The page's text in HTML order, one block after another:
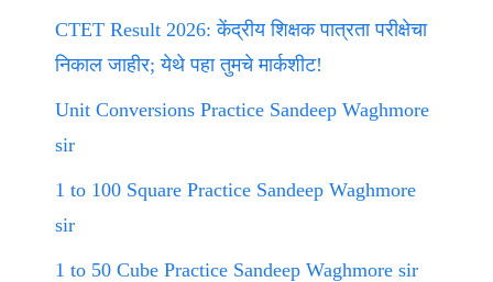
CTET Result 2026: केंद्रीय शिक्षक पात्रता परीक्षेचा
निकाल जाहीर; येथे पहा तुमचे मार्कशीट!
Unit Conversions Practice Sandeep Waghmore
sir
1 to 100 Square Practice Sandeep Waghmore
sir
1 to 50 Cube Practice Sandeep Waghmore sir